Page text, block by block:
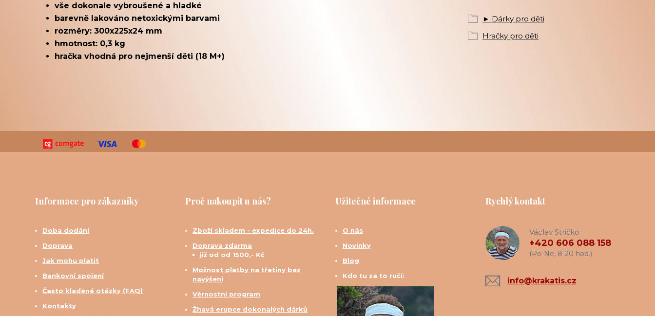
vše dokonale vybroušené a hladké
barevně lakováno netoxickými barvami
rozměry: 300x225x24 mm
hmotnost: 0,3 kg
hračka vhodná pro nejmenší děti (18 M+)
► Dárky pro děti
Hračky pro děti
Informace pro zákazníky
Doba dodání
Doprava
Jak mohu platit
Bankovní spojení
Často kladené otázky (FAQ)
Kontakty
Proč nakoupit u nás?
Zboží skladem - expedice do 24h.
Doprava zdarma
již od od 1500,- Kč
Možnost platby na třetiny bez
navýšení
Věrnostní program
Žhavá erupce dokonalých dárků
Užitečné informace
O nás
Novinky
Blog
Kdo tu za to ručí:
Rychlý kontakt
Václav Stričko
+420 606 088 158
(Po-Ne, 8-20 hod.)
info@krakatis.cz